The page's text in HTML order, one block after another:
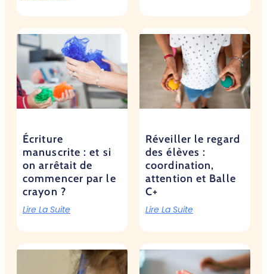
Écriture
manuscrite : et si
on arrêtait de
commencer par le
crayon ?
Lire La Suite
Réveiller le regard
des élèves :
coordination,
attention et Balle
C+
Lire La Suite